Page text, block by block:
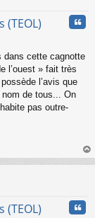
(TEOL)
dans cette cagnotte
l’ouest » fait très
l’avis que
de tous... On
pas outre-
au
(TEOL)